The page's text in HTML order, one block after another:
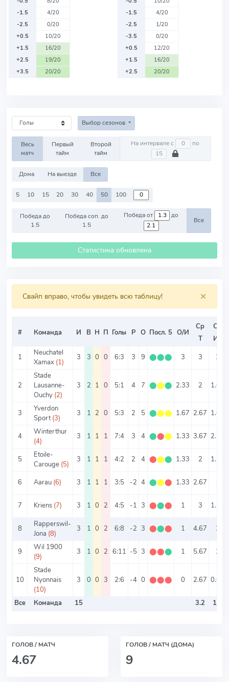
-1.5
4/20
-2.5
0/20
+0.5
10/20
+1.5
16/20
+2.5
19/20
+3.5
20/20
-1.5
4/20
-2.5
1/20
-3.5
0/20
+0.5
12/20
+1.5
16/20
+2.5
20/20
Выбор сезонов
Весь
матч
Первый
тайм
Второй
тайм
На интервале с по
Дома На выезде Все
5 10 15 20 30 40 50 100
Победа до
1.5
Победа соп. до
1.5
Победа от до
Все
Статистика обновлена
×
Свайп вправо, чтобы увидеть всю таблицу!
# Команда И В Н П Голы Р О Посл. 5 О/И
Ср
Т
Ср
ИТ
1
Neuchatel
Xamax (1)
3 3 0 0 6:3 3 9 ⬤⬤⬤ 3 3 2
2
Stade
Lausanne-
Ouchy (2)
3 2 1 0 5:1 4 7 ⬤⬤⬤ 2.33 2 1.67
3
Yverdon
Sport (3)
3 1 2 0 5:3 2 5 ⬤⬤⬤ 1.67 2.67 1.67
4
Winterthur
(4)
3 1 1 1 7:4 3 4 ⬤⬤⬤ 1.33 3.67 2.33
5
Etoile-
Carouge (5)
3 1 1 1 4:2 2 4 ⬤⬤⬤ 1.33 2 1.33
6 Aarau (6) 3 1 1 1 3:5 -2 4 ⬤⬤⬤ 1.33 2.67 1
7 Kriens (7) 3 1 0 2 4:5 -1 3 ⬤⬤⬤ 1 3 1.33
8
Rapperswil-
Jona (8)
3 1 0 2 6:8 -2 3 ⬤⬤⬤ 1 4.67 2
9
Wil 1900
(9)
3 1 0 2 6:11 -5 3 ⬤⬤⬤ 1 5.67 2
10
Stade
Nyonnais
(10)
3 0 0 3 2:6 -4 0 ⬤⬤⬤ 0 2.67 0.67
Все Команда 15 3.2 1.6
ГОЛОВ / МАТЧ
4.67
ГОЛОВ / МАТЧ (ДОМА)
9